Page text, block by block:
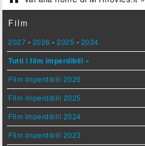
Film
2027 - 2026 -2025 - 2024
Tutti i film imperdibili »
Film imperdibili 2026
Film imperdibili 2025
Film imperdibili 2024
Film imperdibili 2023